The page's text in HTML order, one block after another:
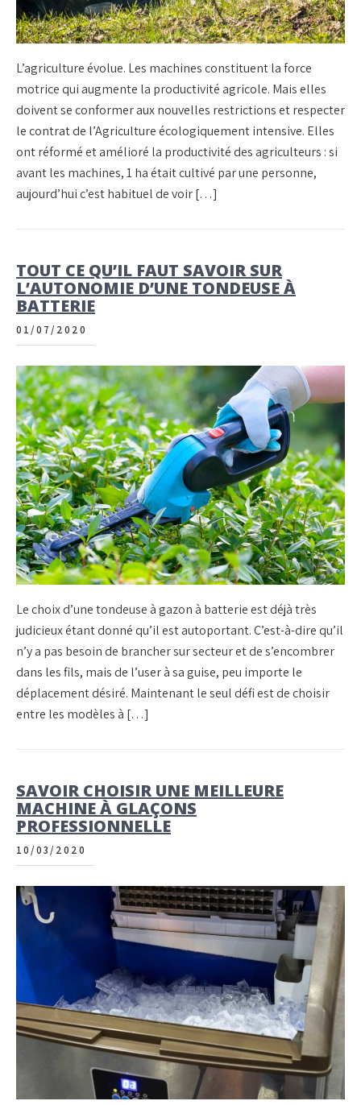
L’agriculture évolue. Les machines constituent la force
motrice qui augmente la productivité agricole. Mais elles
doivent se conformer aux nouvelles restrictions et respecter
le contrat de l’Agriculture écologiquement intensive. Elles
ont réformé et amélioré la productivité des agriculteurs : si
avant les machines, 1 ha était cultivé par une personne,
aujourd’hui c’est habituel de voir […]
TOUT CE QU’IL FAUT SAVOIR SUR
L’AUTONOMIE D’UNE TONDEUSE À
BATTERIE
01/07/2020
Le choix d’une tondeuse à gazon à batterie est déjà très
judicieux étant donné qu’il est autoportant. C’est-à-dire qu’il
n’y a pas besoin de brancher sur secteur et de s’encombrer
dans les fils, mais de l’user à sa guise, peu importe le
déplacement désiré. Maintenant le seul défi est de choisir
entre les modèles à […]
SAVOIR CHOISIR UNE MEILLEURE
MACHINE À GLAÇONS
PROFESSIONNELLE
10/03/2020